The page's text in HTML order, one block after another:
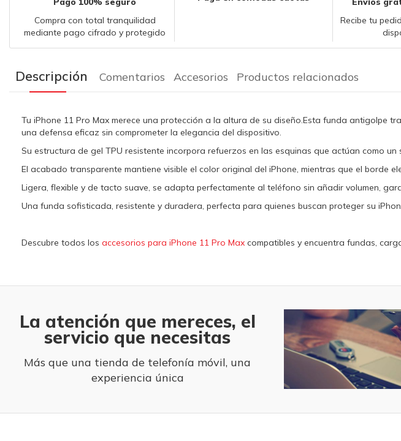
Compra con total tranquilidad
mediante pago cifrado y protegido
Recibe tu
Descripción Comentarios Accesorios Productos relacionados
Tu iPhone 11 Pro Max merece una protección a la altura de su diseño.Esta funda
una defensa eficaz sin comprometer la elegancia del dispositivo.
Su estructura de gel TPU resistente incorpora refuerzos en las esquinas que actúan como
El acabado transparente mantiene visible el color original del iPhone, mientras que el borde
Ligera, flexible y de tacto suave, se adapta perfectamente al teléfono sin añadir volumen,
Una funda sofisticada, resistente y duradera, perfecta para quienes buscan proteger su
Descubre todos los accesorios para iPhone 11 Pro Max compatibles y encuentra fundas,
La atención que mereces, el
servicio que necesitas
Más que una tienda de telefonía móvil, una
experiencia única